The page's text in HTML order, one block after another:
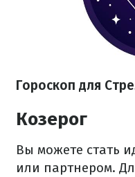
Гороскоп для
Козерог
Вы можете стать
или партнером.